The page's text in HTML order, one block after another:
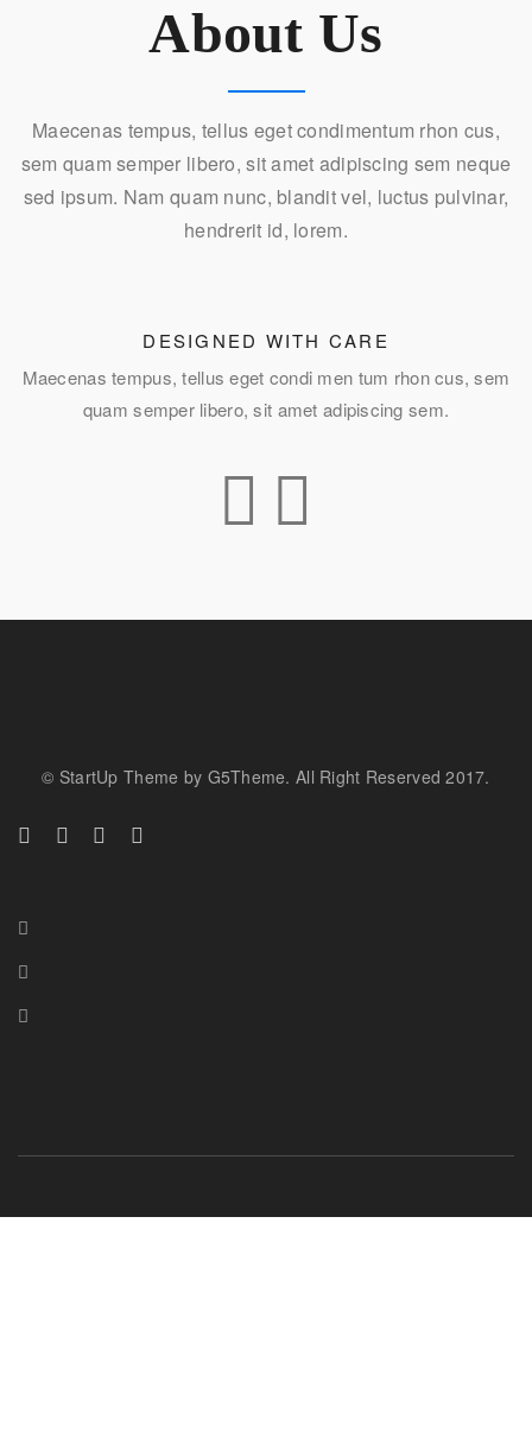
About Us
Maecenas tempus, tellus eget condimentum rhon cus,
sem quam semper libero, sit amet adipiscing sem neque
sed ipsum. Nam quam nunc, blandit vel, luctus pulvinar,
hendrerit id, lorem.
DESIGNED WITH CARE
Maecenas tempus, tellus eget condi men tum rhon cus, sem
quam semper libero, sit amet adipiscing sem.
DESIGNED WITH CARE
© StartUp Theme by G5Theme. All Right Reserved 2017.